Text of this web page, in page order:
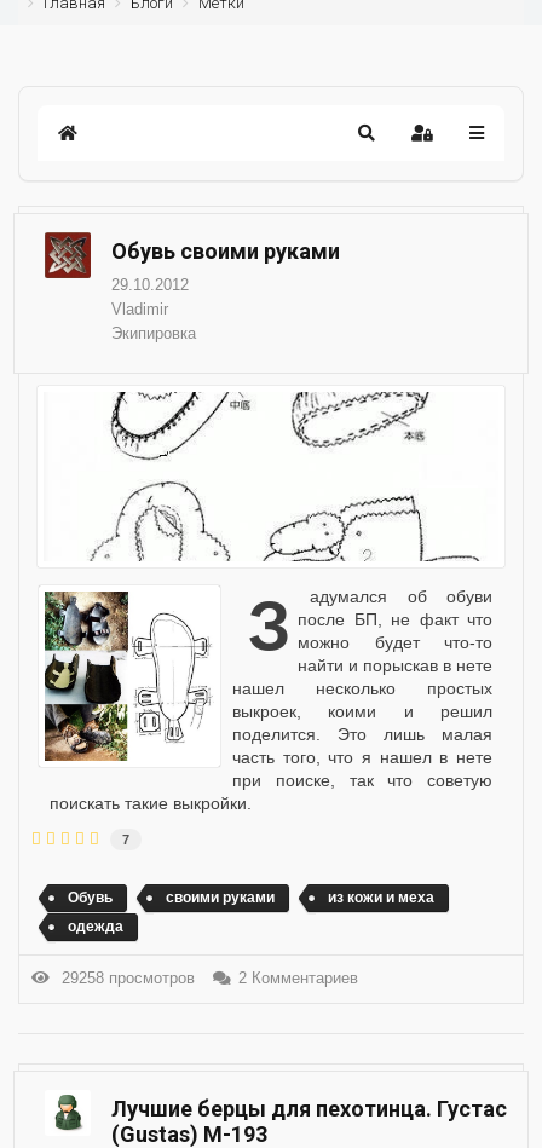
Обувь своими руками
29.10.2012
Vladimir
Экипировка
Задумался об обуви после БП, не факт что
можно будет что-то
найти и порыскав в нете
нашел несколько простых
выкроек, коими и решил
поделится. Это лишь малая
часть того, что я нашел в нете
при поиске, так что советую
поискать такие выкройки.
7
Обувь своими руками
из кожи и меха
одежда
29258 просмотров 2 Комментариев
Лучшие берцы для пехотинца. Густас
(Gustas) М-193